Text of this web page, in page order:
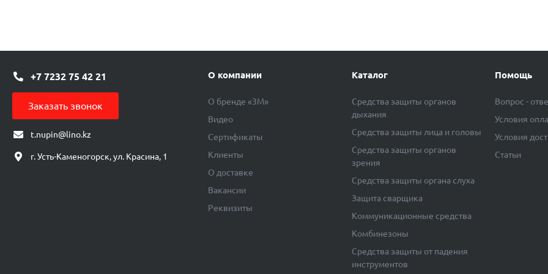
+7 7232 75 42 21
Заказать звонок
t.nupin@lino.kz
г. Усть-Каменогорск, ул. Красина, 1
О компании
О бренде «3М»
Видео
Сертификаты
Клиенты
О доставке
Вакансии
Реквизиты
Каталог
Средства защиты органов
дыхания
Средства защиты лица и головы
Средства защиты органов
зрения
Средства защиты органа слуха
Защита сварщика
Коммуникационные средства
Комбинезоны
Средства защиты от падения
инструментов
Помощь
Вопрос -
Условия
Условия
Статьи